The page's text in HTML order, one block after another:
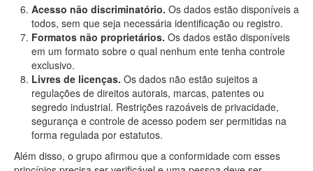
Acesso não discriminatório. Os dados estão disponíveis a
todos, sem que seja necessária identificação ou registro.
Formatos não proprietários. Os dados estão disponíveis
em um formato sobre o qual nenhum ente tenha controle
exclusivo.
Livres de licenças. Os dados não estão sujeitos a
regulações de direitos autorais, marcas, patentes ou
segredo industrial. Restrições razoáveis de privacidade,
segurança e controle de acesso podem ser permitidas na
forma regulada por estatutos.
Além disso, o grupo afirmou que a conformidade com esses